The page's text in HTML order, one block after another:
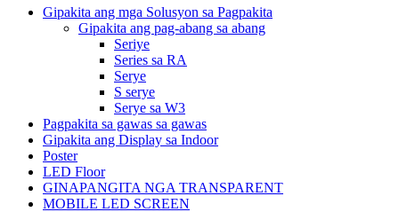
Gipakita ang mga Solusyon sa Pagpakita
Gipakita ang pag-abang sa abang
Seriye
Series sa RA
Serye
S serye
Serye sa W3
Pagpakita sa gawas sa gawas
Gipakita ang Display sa Indoor
Poster
LED Floor
GINAPANGITA NGA TRANSPARENT
MOBILE LED SCREEN